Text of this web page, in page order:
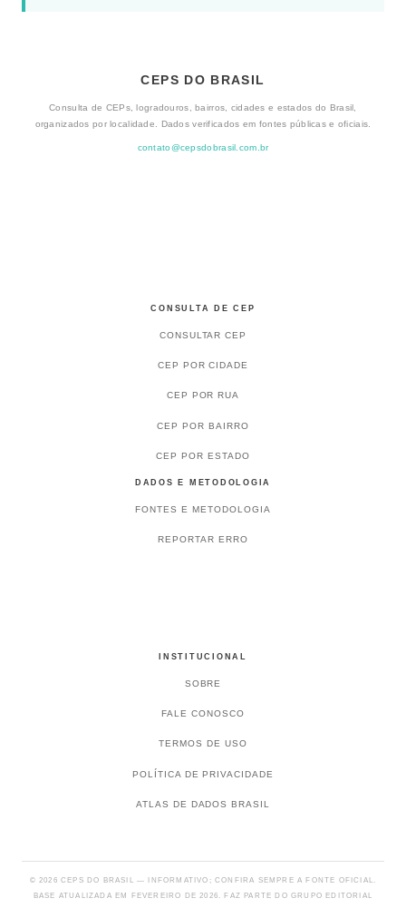
CEPS DO BRASIL
Consulta de CEPs, logradouros, bairros, cidades e estados do Brasil,
organizados por localidade. Dados verificados em fontes públicas e oficiais.
contato@cepsdobrasil.com.br
CONSULTA DE CEP
CONSULTAR CEP
CEP POR CIDADE
CEP POR RUA
CEP POR BAIRRO
CEP POR ESTADO
DADOS E METODOLOGIA
FONTES E METODOLOGIA
REPORTAR ERRO
INSTITUCIONAL
SOBRE
FALE CONOSCO
TERMOS DE USO
POLÍTICA DE PRIVACIDADE
ATLAS DE DADOS BRASIL
© 2026 CEPS DO BRASIL — INFORMATIVO; CONFIRA SEMPRE A FONTE OFICIAL.
BASE ATUALIZADA EM FEVEREIRO DE 2026. FAZ PARTE DO GRUPO EDITORIAL